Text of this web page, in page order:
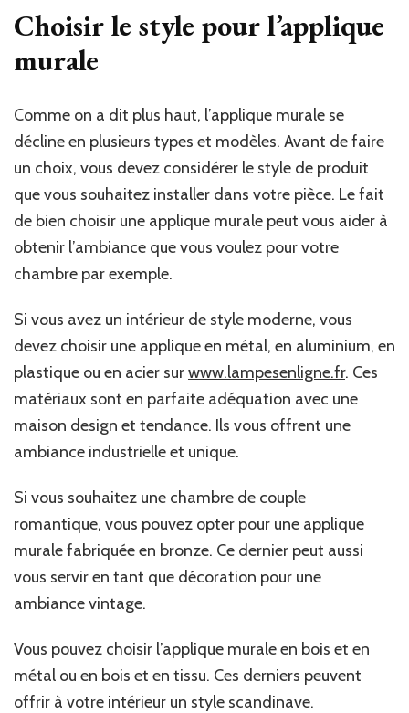
Choisir le style pour l’applique
murale
Comme on a dit plus haut, l’applique murale se
décline en plusieurs types et modèles. Avant de faire
un choix, vous devez considérer le style de produit
que vous souhaitez installer dans votre pièce. Le fait
de bien choisir une applique murale peut vous aider à
obtenir l’ambiance que vous voulez pour votre
chambre par exemple.
Si vous avez un intérieur de style moderne, vous
devez choisir une applique en métal, en aluminium, en
plastique ou en acier surwww.lampesenligne.fr. Ces
matériaux sont en parfaite adéquation avec une
maison design et tendance. Ils vous offrent une
ambiance industrielle et unique.
Si vous souhaitez une chambre de couple
romantique, vous pouvez opter pour une applique
murale fabriquée en bronze. Ce dernier peut aussi
vous servir en tant que décoration pour une
ambiance vintage.
Vous pouvez choisir l’applique murale en bois et en
métal ou en bois et en tissu. Ces derniers peuvent
offrir à votre intérieur un style scandinave.